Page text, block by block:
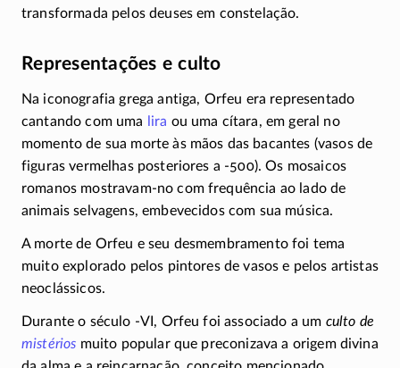
transformada pelos deuses em constelação.
Representações e culto
Na iconografia grega antiga, Orfeu era representado
cantando com uma
lira ou uma cítara, em geral no
momento de sua morte às mãos das bacantes (vasos de
figuras vermelhas posteriores a -500). Os mosaicos
romanos mostravam-no com frequência ao lado de
animais selvagens, embevecidos com sua música.
A morte de Orfeu e seu desmembramento foi tema
muito explorado pelos pintores de vasos e pelos artistas
neoclássicos.
Durante o século -VI , Orfeu foi associado a um culto de
mistérios muito popular que preconizava a origem divina